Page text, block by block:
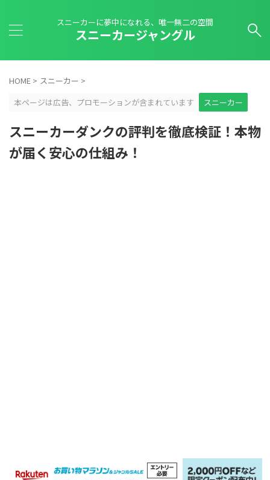
スニーカーに夢中になれる、唯一無二の空間
スニーカージャングル
HOME > スニーカー >
本ページは広告、プロモーションが含まれています
スニーカー
スニーカーダンクの評判を徹底検証！本物
が届く安心の仕組み！